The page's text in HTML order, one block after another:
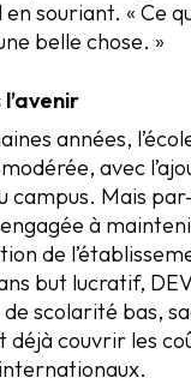
souriant. « Ce
belle chose. »
années,
avec
campus. Mais
à
de
but lucratif,
scolarité bas,
déjà couvrir les